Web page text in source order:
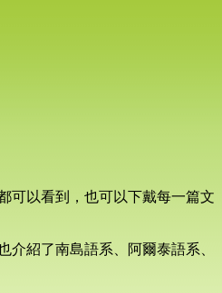
可以看到，也可以下戴每一篇文
紹了南島語系、阿爾泰語系、